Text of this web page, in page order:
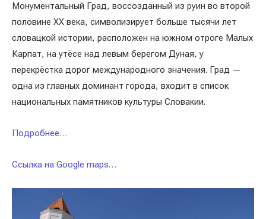
Монументальный Град, воссозданный из руин во второй
половине XX века, символизирует больше тысячи лет
словацкой истории, расположен на южном отроге Малых
Карпат, на утёсе над левым берегом Дуная, у
перекрёстка дорог международного значения. Град —
одна из главных доминант города, входит в список
национальных памятников культуры Словакии.
Подробнее…
Ссылка на Google maps…